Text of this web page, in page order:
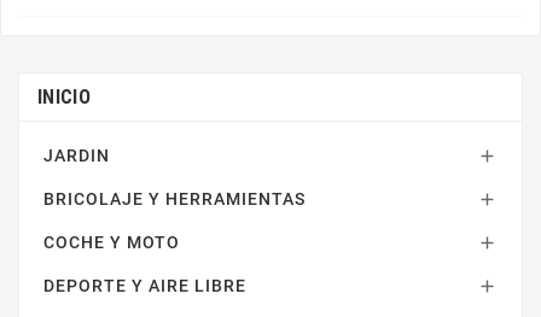
INICIO
JARDIN 
BRICOLAJE Y HERRAMIENTAS 
COCHE Y MOTO 
DEPORTE Y AIRE LIBRE 